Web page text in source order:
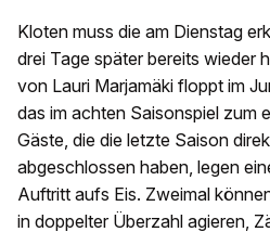
Kloten muss die am Dienstag
drei Tage später bereits wieder
von Lauri Marjamäki floppt im
das im achten Saisonspiel zum
Gäste, die die letzte Saison
abgeschlossen haben, legen
Auftritt aufs Eis. Zweimal
in doppelter Überzahl agieren,